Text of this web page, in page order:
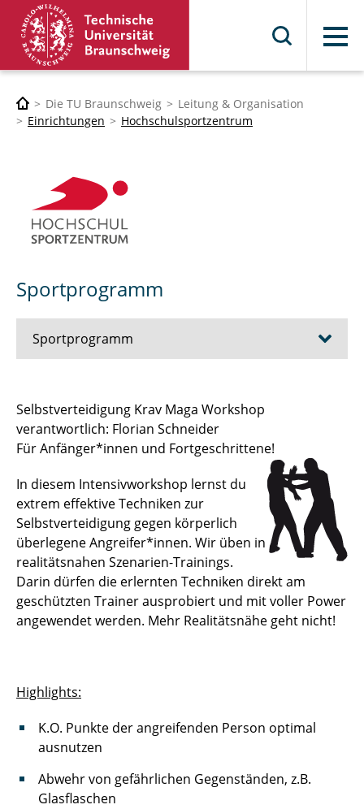
Menü
Die TU Braunschweig
Leitung & Organisation
Einrichtungen
Hochschulsportzentrum
Sportprogramm
Sportprogramm
Buchungs- und Teilnahmebedingungen
Differenzierung der Sportangebote
Feedback Sportangebot
Verletzt im HSP - und nun?
Versicherungen im Sport & Studium
Selbstverteidigung Krav Maga Workshop
verantwortlich: Florian Schneider
Für Anfänger*innen und Fortgeschrittene!
In diesem Intensivworkshop lernst du
extrem effektive Techniken zur
Selbstverteidigung gegen körperlich
überlegene Angreifer*innen. Wir üben in
realitätsnahen Szenarien-Trainings.
Darin dürfen die erlernten Techniken direkt am
geschützten Trainer ausprobiert und mit voller Power
angewendet werden. Mehr Realitätsnähe geht nicht!
Highlights:
K.O. Punkte der angreifenden Person optimal
ausnutzen
Abwehr von gefährlichen Gegenständen, z.B.
Glasflaschen